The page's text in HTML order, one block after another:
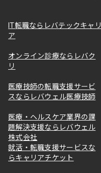
IT転職ならレバテックキャリ
ア
オンライン診療ならレバク
リ
医療技師の転職支援サービ
スならレバウェル医療技師
医療・ヘルスケア業界の課
題解決支援ならレバウェル
株式会社
就活・転職支援サービスな
らキャリアチケット